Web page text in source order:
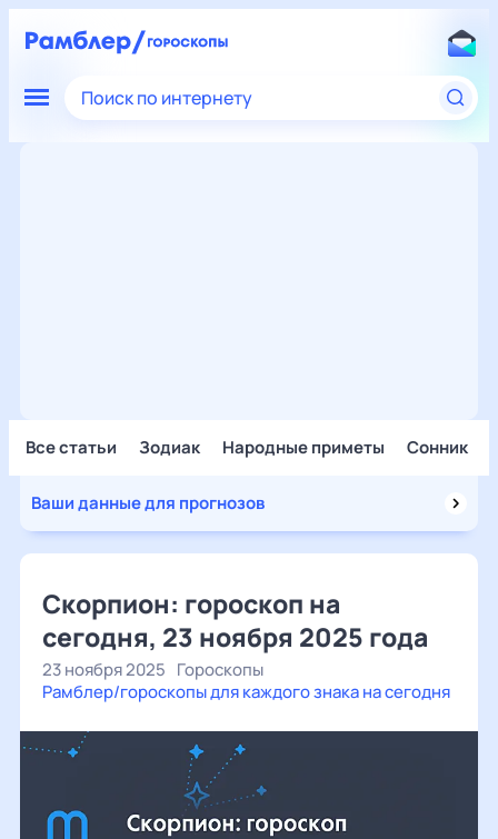
Поиск по интернету
Все статьи Зодиак Народные приметы Сонник
Ваши данные для прогнозов
Скорпион: гороскоп на
сегодня, 23 ноября 2025 года
23 ноября 2025 Гороскопы
Рамблер/гороскопы для каждого знака на сегодня